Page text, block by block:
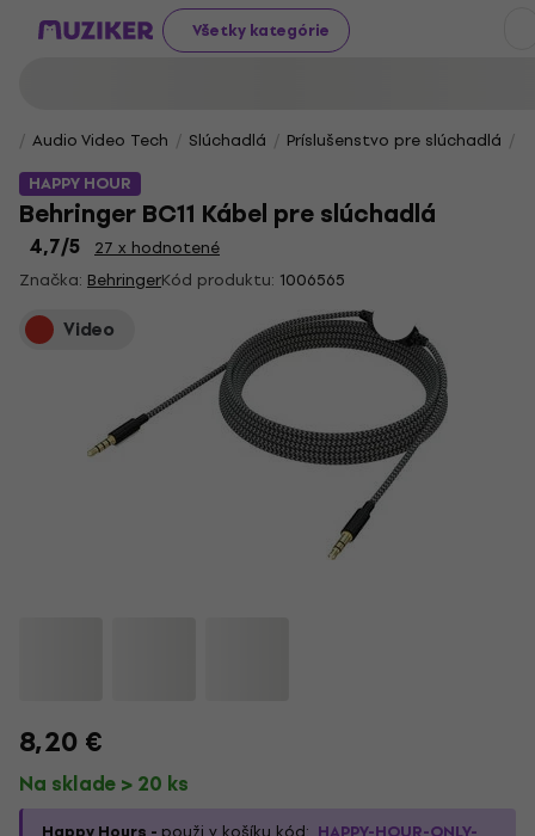
Všetky kategórie
Audio Video Tech Slúchadlá Príslušenstvo pre slúchadlá
HAPPY HOUR
Behringer BC11 Kábel pre slúchadlá
4,7/5
27 x hodnotené
Značka: BehringerKód produktu: 1006565
Video
8,20 €
Na sklade > 20 ks